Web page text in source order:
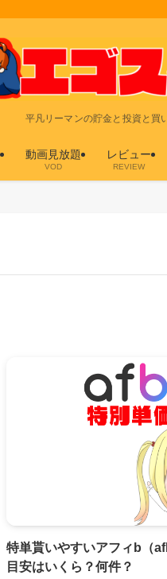
平凡リーマンの貯金と投資と買
動画見放題
VOD
レビュー
REVIEW
特単貰いやすいアフィb（
目安はいくら？何件？